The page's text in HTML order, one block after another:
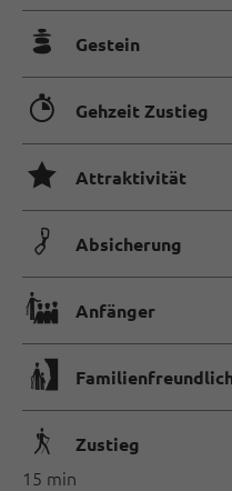
🞾 Gestein
🐲 Gehzeit Zustieg
🞙 Attraktivität
🟏 Absicherung
🐡 Anfänger
🅟
🛬 Zustieg
15 min